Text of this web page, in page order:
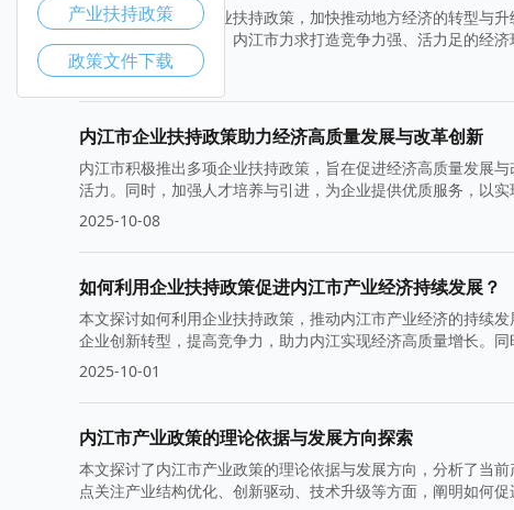
内江市通过一系列产业扶持政策，加快推动地方经济的转型与
绿色发展与可持续性。内江市力求打造竞争力强、活力足的经
2025-10-15
内江市企业扶持政策助力经济高质量发展与改革创新
内江市积极推出多项企业扶持政策，旨在促进经济高质量发展
活力。同时，加强人才培养与引进，为企业提供优质服务，以
注入新动能。
2025-10-08
如何利用企业扶持政策促进内江市产业经济持续发展？
本文探讨如何利用企业扶持政策，推动内江市产业经济的持续
企业创新转型，提高竞争力，助力内江实现经济高质量增长。
2025-10-01
内江市产业政策的理论依据与发展方向探索
本文探讨了内江市产业政策的理论依据与发展方向，分析了当
点关注产业结构优化、创新驱动、技术升级等方面，阐明如何
产业扶持政策
政策文件下载